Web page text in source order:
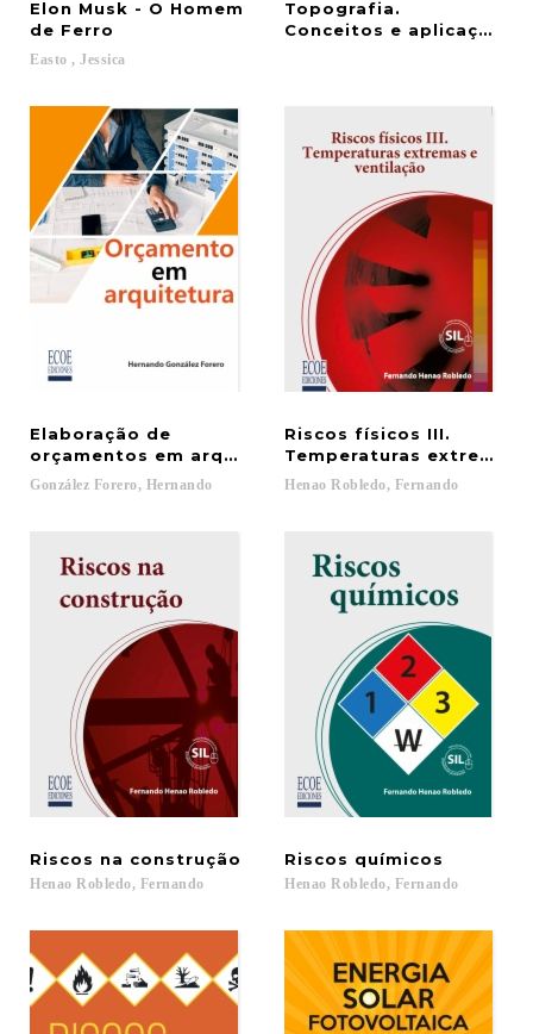
Elon Musk - O Homem
de Ferro
Easto , Jessica
Topografia.
Conceitos e aplicações
Elaboração de
orçamentos em arquitetura
González Forero, Hernando
Riscos físicos III.
Temperaturas
Henao Robledo, Fernando
Riscos na construção
Henao Robledo, Fernando
Riscos químicos
Henao Robledo, Fernando